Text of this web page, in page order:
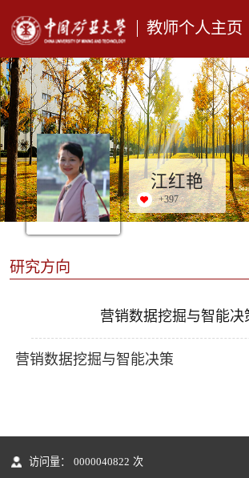
教师个人主页
江红艳
+397
研究方向
营销数据挖掘与智能决
营销数据挖掘与智能决策
访问量： 0000040822 次